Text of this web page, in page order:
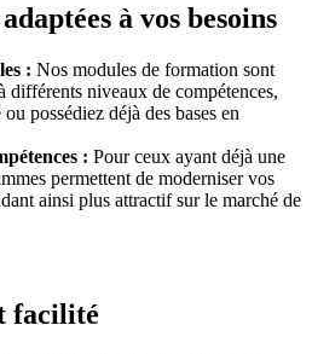
à vos besoins
: Nos modules de formation sont
différents niveaux de compétences,
possédiez déjà des bases en
: Pour ceux ayant déjà une
permettent de moderniser vos
ainsi plus attractif sur le marché de
facilité